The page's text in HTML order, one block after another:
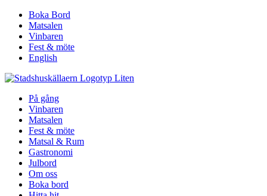
Boka Bord
Matsalen
Vinbaren
Fest & möte
English
På gång
Vinbaren
Matsalen
Fest & möte
Matsal & Rum
Gastronomi
Julbord
Om oss
Boka bord